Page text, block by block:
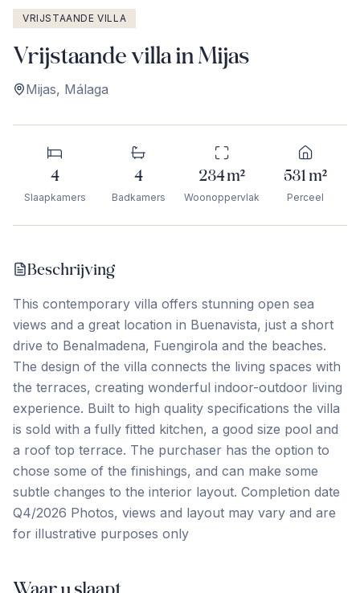
VRIJSTAANDE VILLA
Vrijstaande villa in Mijas
Mijas, Málaga
4
Slaapkamers
4
Badkamers
234m²
Woonoppervlak
531 m²
Perceel
Beschrijving
This contemporary villa offers stunning open sea
views and a great location in Buenavista, just a short
drive to Benalmadena, Fuengirola and the beaches.
The design of the villa connects the living spaces with
the terraces, creating wonderful indoor-outdoor living
experience. Built to high quality specifications the villa
is sold with a fully fitted kitchen, a good size pool and
a roof top terrace. The purchaser has the option ‌to
‌chose ‌some ‌of the ‌finishings, ‌and ‌can make ‌some
‌subtle ‌changes ‌to ‌the ‌interior ‌layout. Completion date
Q4/2026 Photos, views and layout may ‌vary ‌and ‌are
‌for ‌illustrative ‌purposes ‌only